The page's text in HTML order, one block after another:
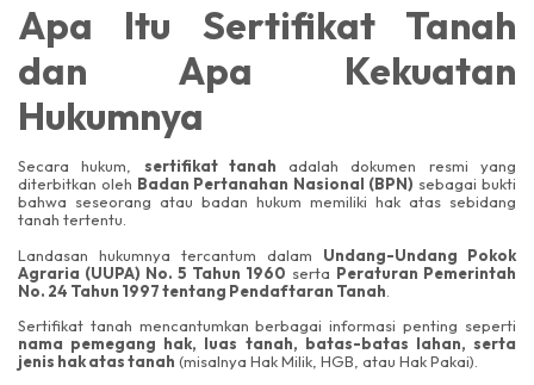
Apa Itu Sertifikat Tanah
dan Apa Kekuatan
Hukumnya
Secara hukum, sertifikat tanah adalah dokumen resmi yang
diterbitkan oleh Badan Pertanahan Nasional (BPN) sebagai bukti
bahwa seseorang atau badan hukum memiliki hak atas sebidang
tanah tertentu.
Landasan hukumnya tercantum dalam Undang-Undang Pokok
Agraria (UUPA) No. 5 Tahun 1960 serta Peraturan Pemerintah
No. 24 Tahun 1997 tentang Pendaftaran Tanah
Sertifikat tanah mencantumkan berbagai informasi penting seperti
nama pemegang hak, luas tanah, batas-batas lahan, serta
jenis hak atas tanah (misalnya Hak Milik, HGB, atau Hak Pakai).